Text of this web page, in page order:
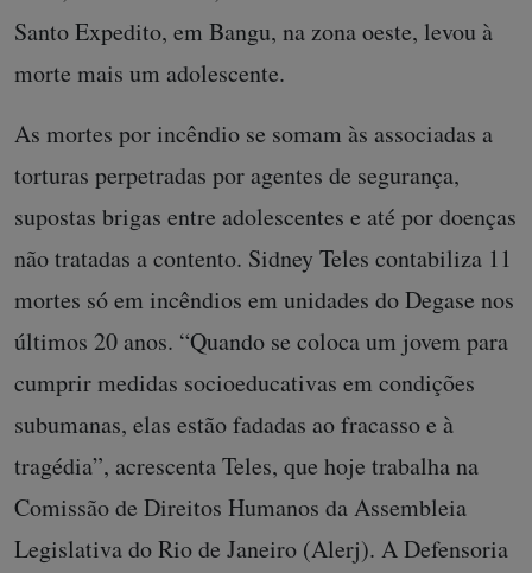
Santo Expedito, em Bangu, na zona oeste, levou à
morte mais um adolescente.
As mortes por incêndio se somam às associadas a
torturas perpetradas por agentes de segurança,
supostas brigas entre adolescentes e até por doenças
não tratadas a contento. Sidney Teles contabiliza 11
mortes só em incêndios em unidades do Degase nos
últimos 20 anos. “Quando se coloca um jovem para
cumprir medidas socioeducativas em condições
subumanas, elas estão fadadas ao fracasso e à
tragédia”, acrescenta Teles, que hoje trabalha na
Comissão de Direitos Humanos da Assembleia
Legislativa do Rio de Janeiro (Alerj). A Defensoria